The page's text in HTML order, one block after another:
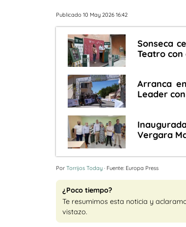
Publicado 10 May 2026 16:42
Sonseca
Teatro
Arranca
Leader
Vergara
Por Torrijos Today · Fuente: Europa Press
¿Poco tiempo?
Te resumimos esta noticia y
vistazo.